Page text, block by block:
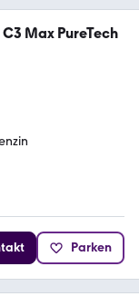
Max PureTech
Parken